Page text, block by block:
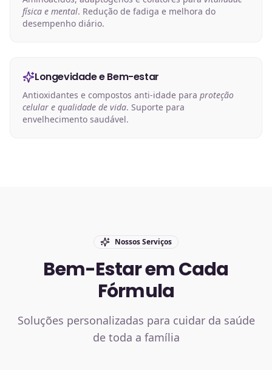
física e mental. Redução de fadiga e melhora do
desempenho diário.
Longevidade e Bem-estar
Antioxidantes e compostos anti-idade para proteção
celular e qualidade de vida. Suporte para
envelhecimento saudável.
Nossos Serviços
Bem-Estar em Cada
Fórmula
Soluções personalizadas para cuidar da saúde
de toda a família